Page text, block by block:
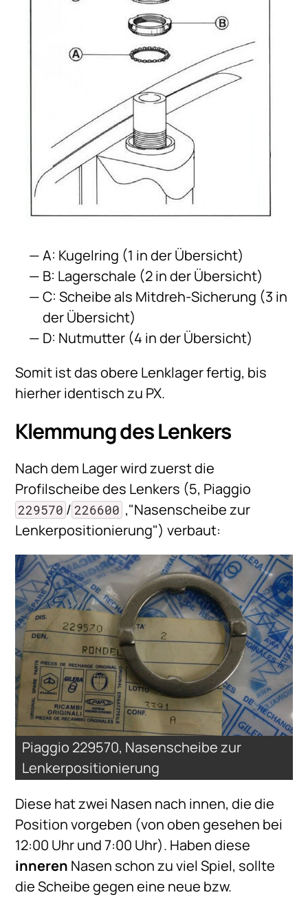
A: Kugelring (1 in der Übersicht)
B: Lagerschale (2 in der Übersicht)
C: Scheibe als Mitdreh-Sicherung (3 in
der Übersicht)
D: Nutmutter (4 in der Übersicht)
Somit ist das obere Lenklager fertig, bis
hierher identisch zu PX.
Klemmung des Lenkers
Nach dem Lager wird zuerst die
Profilscheibe des Lenkers (5, Piaggio
229570 / 226600 ,"Nasenscheibe zur
Lenkerpositionierung") verbaut:
Piaggio 229570, Nasenscheibe zur
Lenkerpositionierung
Diese hat zwei Nasen nach innen, die die
Position vorgeben (von oben gesehen bei
12:00 Uhr und 7:00 Uhr). Haben diese
inneren Nasen schon zu viel Spiel, sollte
die Scheibe gegen eine neue bzw.